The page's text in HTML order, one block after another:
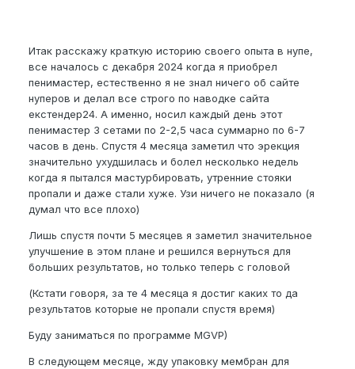
Итак расскажу краткую историю своего опыта в нупе,
все началось с декабря 2024 когда я приобрел
пенимастер, естественно я не знал ничего об сайте
нуперов и делал все строго по наводке сайта
екстендер24. А именно, носил каждый день этот
пенимастер 3 сетами по 2-2,5 часа суммарно по 6-7
часов в день. Спустя 4 месяца заметил что эрекция
значительно ухудшилась и болел несколько недель
когда я пытался мастурбировать, утренние стояки
пропали и даже стали хуже. Узи ничего не показало (я
думал что все плохо)
Лишь спустя почти 5 месяцев я заметил значительное
улучшение в этом плане и решился вернуться для
больших результатов, но только теперь с головой
(Кстати говоря, за те 4 месяца я достиг каких то да
результатов которые не пропали спустя время)
Буду заниматься по программе MGVP)
В следующем месяце, жду упаковку мембран для